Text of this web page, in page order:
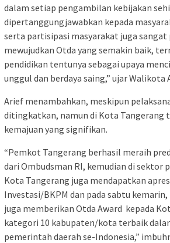
dalam setiap pengambilan kebijakan
dipertanggungjawabkan kepada
serta partisipasi masyarakat juga
mewujudkan Otda yang semakin baik,
pendidikan tentunya sebagai upaya
unggul dan berdaya saing,” ujar Walikota
Arief menambahkan, meskipun
ditingkatkan, namun di Kota Tangerang
kemajuan yang signifikan.
“Pemkot Tangerang berhasil meraih
dari Ombudsman RI, kemudian di sektor
Kota Tangerang juga mendapatkan
Investasi/BKPM dan pada sabtu
juga memberikan Otda Award kepada
kategori 10 kabupaten/kota terbaik
pemerintah daerah se-Indonesia,”